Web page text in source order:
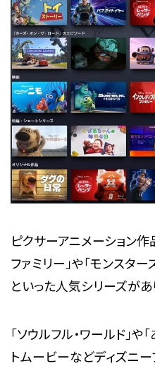
ピクサーアニメーション作
ファミリー」や「モンスター
といった人気シリーズがあ
「ソウルフル・ワールド」や
トムービーなどディズニ